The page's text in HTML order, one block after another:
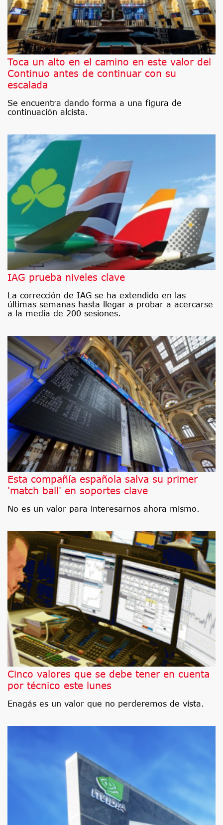
Toca un alto en el camino en este valor del
Continuo antes de continuar con su
escalada
Se encuentra dando forma a una figura de
continuación alcista.
IAG prueba niveles clave
La corrección de IAG se ha extendido en las
últimas semanas hasta llegar a probar a acercarse
a la media de 200 sesiones.
Esta compañía española salva su primer
'match ball' en soportes clave
No es un valor para interesarnos ahora mismo.
Cinco valores que se debe tener en cuenta
por técnico este lunes
Enagás es un valor que no perderemos de vista.